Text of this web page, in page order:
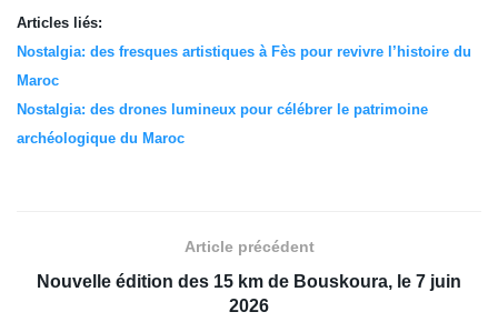
Articles liés:
Nostalgia: des fresques artistiques à Fès pour revivre l’histoire du
Maroc
Nostalgia: des drones lumineux pour célébrer le patrimoine
archéologique du Maroc
Article précédent
Nouvelle édition des 15 km de Bouskoura, le 7 juin
2026